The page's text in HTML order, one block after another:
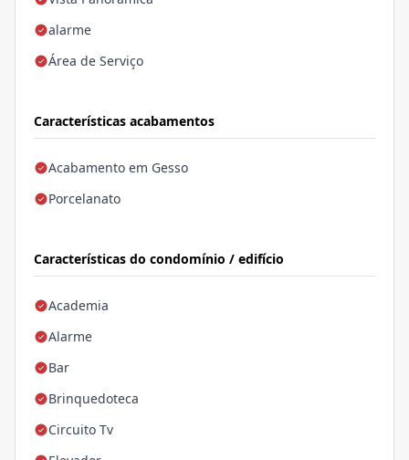
alarme
Área de Serviço
Características acabamentos
Acabamento em Gesso
Porcelanato
Características do condomínio / edifício
Academia
Alarme
Bar
Brinquedoteca
Circuito Tv